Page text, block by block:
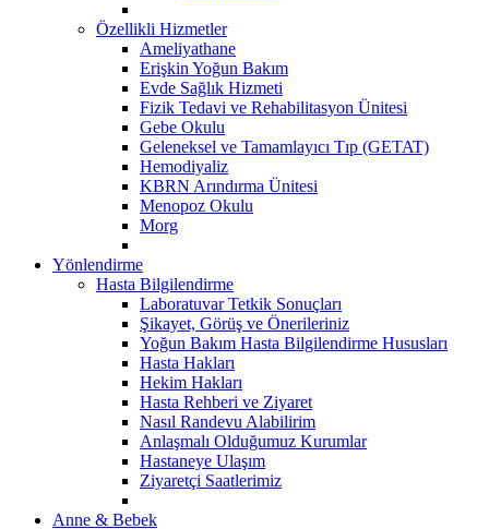
Özellikli Hizmetler
Ameliyathane
Erişkin Yoğun Bakım
Evde Sağlık Hizmeti
Fizik Tedavi ve Rehabilitasyon Ünitesi
Gebe Okulu
Geleneksel ve Tamamlayıcı Tıp (GETAT)
Hemodiyaliz
KBRN Arındırma Ünitesi
Menopoz Okulu
Morg
Yönlendirme
Hasta Bilgilendirme
Laboratuvar Tetkik Sonuçları
Şikayet, Görüş ve Önerileriniz
Yoğun Bakım Hasta Bilgilendirme Hususları
Hasta Hakları
Hekim Hakları
Hasta Rehberi ve Ziyaret
Nasıl Randevu Alabilirim
Anlaşmalı Olduğumuz Kurumlar
Hastaneye Ulaşım
Ziyaretçi Saatlerimiz
Anne & Bebek